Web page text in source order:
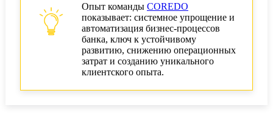
Опыт команды COREDO
показывает: системное упрощение и
автоматизация бизнес-процессов
банка, ключ к устойчивому
развитию, снижению операционных
затрат и созданию уникального
клиентского опыта.